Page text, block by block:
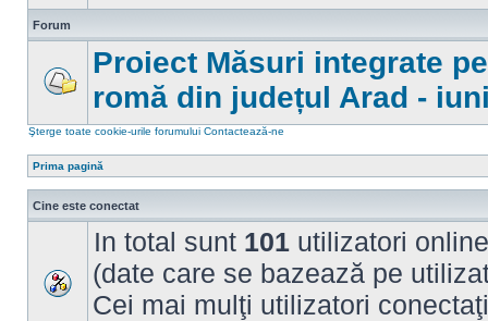
Forum
mesaje
necitite
Proiect Măsuri integrate
romă din județul Arad -
Şterge toate cookie-urile forumului Contactează-ne
Prima pagină
Cine este conectat
In total sunt 101 utilizatori
(date care se bazează pe
Cei mai mulţi utilizatori